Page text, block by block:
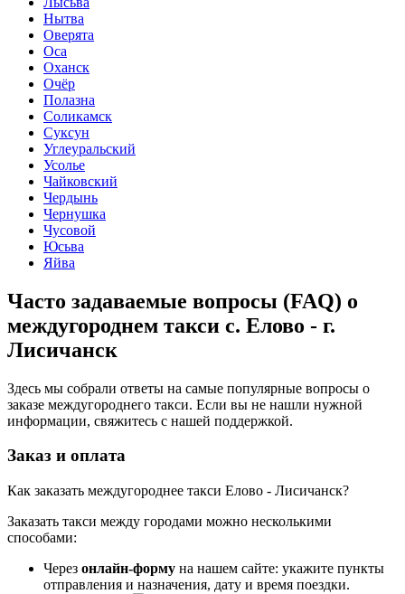
Нытва
Оверята
Оса
Оханск
Очёр
Полазна
Соликамск
Суксун
Углеуральский
Усолье
Чайковский
Чердынь
Чернушка
Чусовой
Юсьва
Яйва
Часто задаваемые вопросы (FAQ) о
междугороднем такси с. Елово - г.
Лисичанск
Здесь мы собрали ответы на самые популярные вопросы о
заказе междугороднего такси. Если вы не нашли нужной
информации, свяжитесь с нашей поддержкой.
Заказ и оплата
Как заказать междугороднее такси Елово - Лисичанск?
Заказать такси между городами можно несколькими
способами:
Через онлайн-форму на нашем сайте: укажите пункты
отправления и назначения, дату и время поездки.